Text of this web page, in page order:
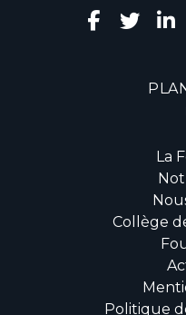
La
Collège
Politique